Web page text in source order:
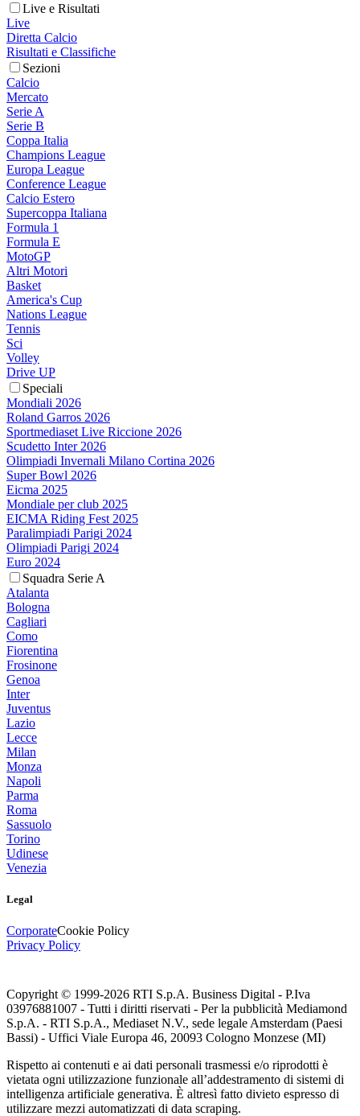
Live e Risultati
Live
Diretta Calcio
Risultati e Classifiche
Sezioni
Calcio
Mercato
Serie A
Serie B
Coppa Italia
Champions League
Europa League
Conference League
Calcio Estero
Supercoppa Italiana
Formula 1
Formula E
MotoGP
Altri Motori
Basket
America's Cup
Nations League
Tennis
Sci
Volley
Drive UP
Speciali
Mondiali 2026
Roland Garros 2026
Sportmediaset Live Riccione 2026
Scudetto Inter 2026
Olimpiadi Invernali Milano Cortina 2026
Super Bowl 2026
Eicma 2025
Mondiale per club 2025
EICMA Riding Fest 2025
Paralimpiadi Parigi 2024
Olimpiadi Parigi 2024
Euro 2024
Squadra Serie A
Atalanta
Bologna
Cagliari
Como
Fiorentina
Frosinone
Genoa
Inter
Juventus
Lazio
Lecce
Milan
Monza
Napoli
Parma
Roma
Sassuolo
Torino
Udinese
Venezia
Legal
CorporateCookie Policy
Privacy Policy
Copyright © 1999-2026 RTI S.p.A. Business Digital - P.Iva
03976881007 - Tutti i diritti riservati - Per la pubblicità Mediamond
S.p.A. - RTI S.p.A., Mediaset N.V., sede legale Amsterdam (Paesi
Bassi) - Uffici Viale Europa 46, 20093 Cologno Monzese (MI)
Rispetto ai contenuti e ai dati personali trasmessi e/o riprodotti è
vietata ogni utilizzazione funzionale all’addestramento di sistemi di
intelligenza artificiale generativa. È altresì fatto divieto espresso di
utilizzare mezzi automatizzati di data scraping.